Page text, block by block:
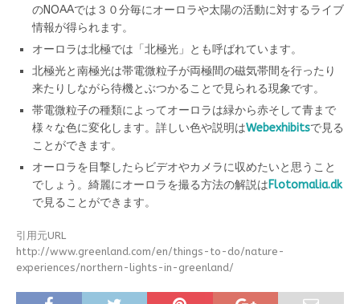
のNOAAでは３０分毎にオーロラや太陽の活動に対するライブ
情報が得られます。
オーロラは北極では「北極光」とも呼ばれています。
北極光と南極光は帯電微粒子が両極間の磁気帯間を行ったり
来たりしながら待機とぶつかることで見られる現象です。
帯電微粒子の種類によってオーロラは緑から赤そして青まで
様々な色に変化します。詳しい色や説明はWebexhibitsで見る
ことができます。
オーロラを目撃したらビデオやカメラに収めたいと思うこと
でしょう。綺麗にオーロラを撮る方法の解説はFlotomalia.dk
で見ることができます。
引用元URL
http://www.greenland.com/en/things-to-do/nature-
experiences/northern-lights-in-greenland/